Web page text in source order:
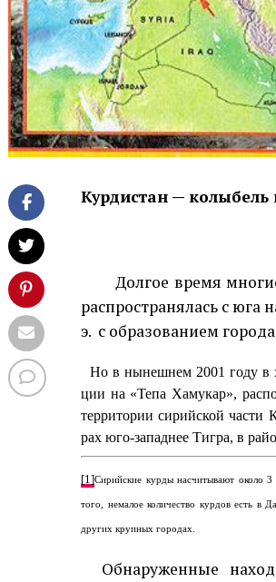
Курдистан —
Долгое время
распростра­нялась с юга
э. с образованием
Но в нынешнем 2001 году в
ции на «Тепа Хамукар»,
территории сирийской части
рах юго-западнее Тигра, в
[1]Сирийские курды насчитывают около
того, немалое количество курдов есть в
других крупных городах.
Обнаруженные